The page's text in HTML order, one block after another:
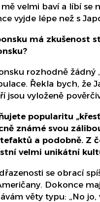
velmi baví a líbí se
vyjde lépe než s
má zkušenost
rozhodně žádný
Řekla bych, že
jsou vyloženě
popularitu
známé svou
a podobně. Z
velmi unikátní
se obrací
Dokonce
věty typu: „No